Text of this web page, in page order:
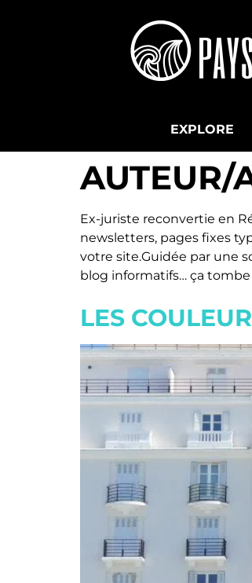
EXPLORE
AUTEUR/
Ex-juriste reconvertie en
newsletters, pages fixes
votre site.Guidée par une
blog informatifs… ça
LES